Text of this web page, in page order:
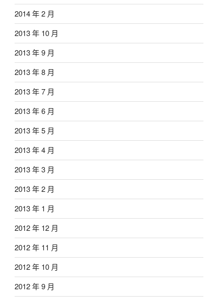
2014 年 2 月
2013 年 10 月
2013 年 9 月
2013 年 8 月
2013 年 7 月
2013 年 6 月
2013 年 5 月
2013 年 4 月
2013 年 3 月
2013 年 2 月
2013 年 1 月
2012 年 12 月
2012 年 11 月
2012 年 10 月
2012 年 9 月